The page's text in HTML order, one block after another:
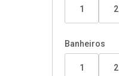
1 2
Banheiros
1 2